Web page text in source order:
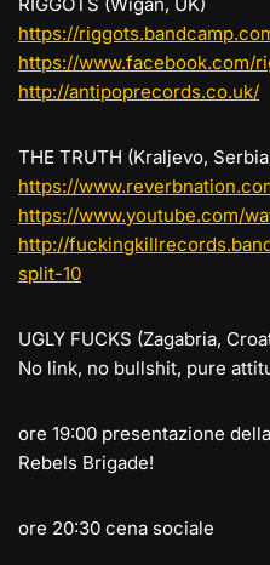
https://
https://www.facebook.com/
http://antipoprecords.co.uk/
THE TRUTH (Kraljevo,
https://
https://www.youtube.com/
http://
split-10
UGLY FUCKS (Zagabria,
No link, no bullshit, pure
ore 19:00 presentazione
Rebels Brigade!
ore 20:30 cena sociale